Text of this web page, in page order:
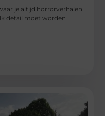
je altijd horrorverhalen
detail moet worden